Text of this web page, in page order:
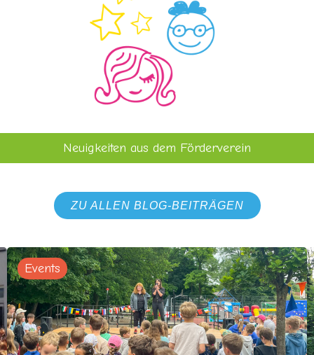
Neuigkeiten aus dem Förderverein
ZU ALLEN BLOG-BEITRÄGEN
Events